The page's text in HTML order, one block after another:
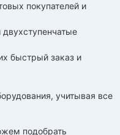
покупателей и
быстрый заказ и
учитывая все
подобрать